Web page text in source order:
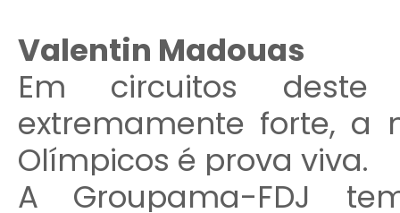
Valentin Madouas
Em circuitos
extremamente forte, a
Olímpicos é prova viva.
A Groupama-FDJ